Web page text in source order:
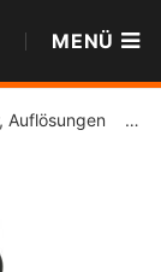
MENÜ
Auflösungen |